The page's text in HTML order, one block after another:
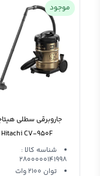
موجود
جاروبرقی سطلی
Hitachi CV-950F
شناسه کالا :
2800000141998
توان 2100 وات